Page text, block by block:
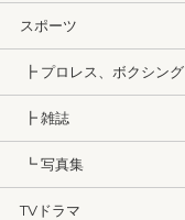
スポーツ
┣ プロレス、ボクシング
┣ 雑誌
┗ 写真集
TVドラマ